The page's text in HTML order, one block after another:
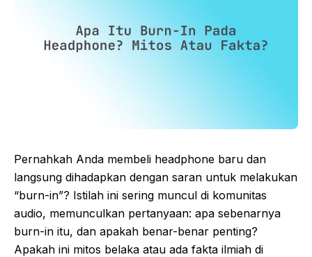
Pernahkah Anda membeli headphone baru dan
langsung dihadapkan dengan saran untuk melakukan
“burn-in”? Istilah ini sering muncul di komunitas
audio, memunculkan pertanyaan: apa sebenarnya
burn-in itu, dan apakah benar-benar penting?
Apakah ini mitos belaka atau ada fakta ilmiah di